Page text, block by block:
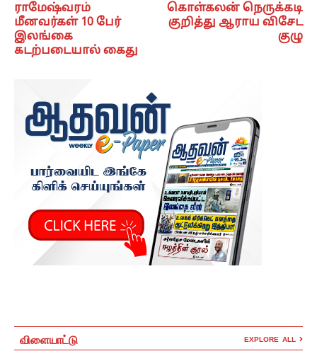
ராமேஷ்வரம்
மீனவர்கள் 10 பேர்
இலங்கை
கடற்படையால் கைது
கொள்கலன் நெருக்கடி
குறித்து ஆராய விசேட
குழு
விளையாட்டு EXPLORE ALL